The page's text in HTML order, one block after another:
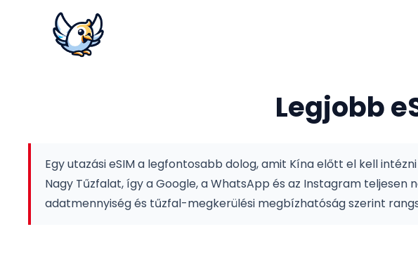
Legjobb
Egy utazási eSIM a legfontosabb dolog, amit Kína előtt el kell
Nagy Tűzfalat, így a Google, a WhatsApp és az Instagram teljesen
adatmennyiség és tűzfal-megkerülési megbízhatóság szerint